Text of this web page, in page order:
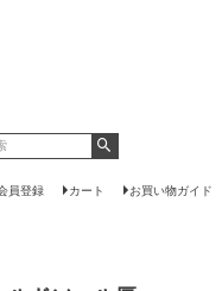
員登録 カート お買い物ガイド